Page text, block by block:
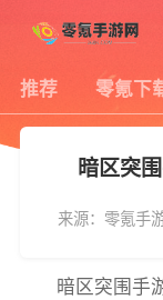
推荐 零氪下
暗区突
来源：零氪手
暗区突围手